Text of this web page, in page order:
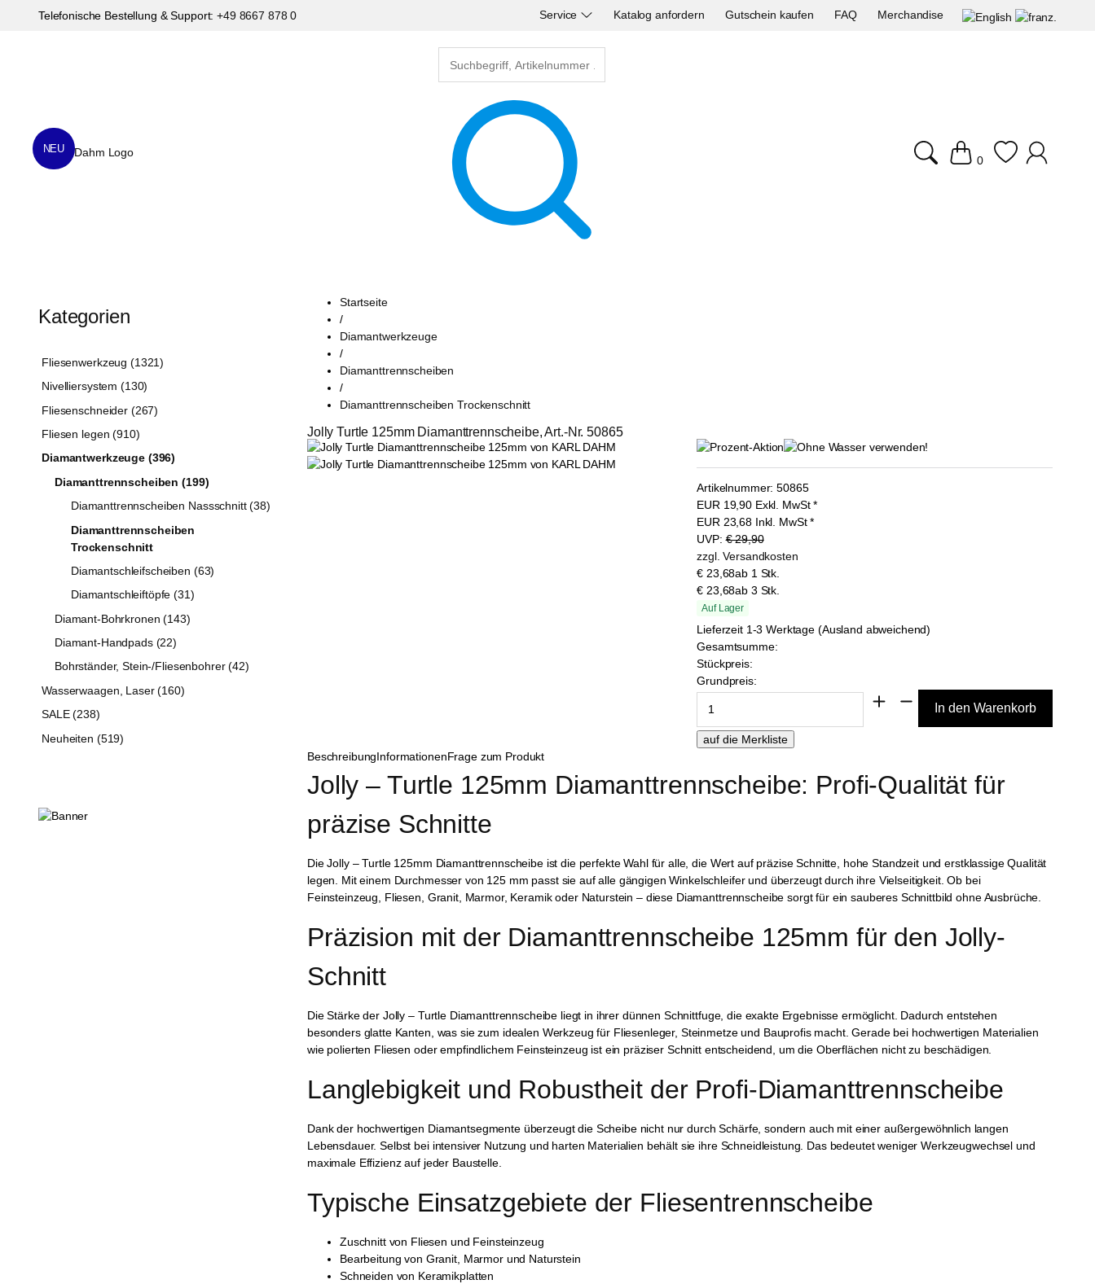
Telefonische Bestellung & Support:+49 8667 878 0 Service Katalog anfordern Gutschein kaufen FAQ Merchandise
0
Startseite
/
Diamantwerkzeuge
/
Diamanttrennscheiben
/
Diamanttrennscheiben Trockenschnitt
Jolly Turtle 125mm Diamanttrennscheibe, Art.-Nr. 50865
NEU
Artikelnummer: 50865
EUR 19,90 Exkl. MwSt *
EUR 23,68 Inkl. MwSt *
UVP:€ 29,90
zzgl. Versandkosten
€ 23,68ab 1 Stk.
€ 23,68ab 3 Stk.
Auf Lager
Lieferzeit 1-3 Werktage (Ausland abweichend)
Gesamtsumme:
Stückpreis:
Grundpreis:
BeschreibungInformationenFrage zum Produkt
Jolly – Turtle 125mm Diamanttrennscheibe: Profi-Qualität für
präzise Schnitte
Die Jolly – Turtle 125mm Diamanttrennscheibe ist die perfekte Wahl für alle, die Wert auf präzise Schnitte, hohe Standzeit und erstklassige Qualität
legen. Mit einem Durchmesser von 125 mm passt sie auf alle gängigen Winkelschleifer und überzeugt durch ihre Vielseitigkeit. Ob bei
Feinsteinzeug, Fliesen, Granit, Marmor, Keramik oder Naturstein – diese Diamanttrennscheibe sorgt für ein sauberes Schnittbild ohne Ausbrüche.
Präzision mit der Diamanttrennscheibe 125mm für den Jolly-
Schnitt
Die Stärke der Jolly – Turtle Diamanttrennscheibe liegt in ihrer dünnen Schnittfuge, die exakte Ergebnisse ermöglicht. Dadurch entstehen
besonders glatte Kanten, was sie zum idealen Werkzeug für Fliesenleger, Steinmetze und Bauprofis macht. Gerade bei hochwertigen Materialien
wie polierten Fliesen oder empfindlichem Feinsteinzeug ist ein präziser Schnitt entscheidend, um die Oberflächen nicht zu beschädigen.
Langlebigkeit und Robustheit der Profi-Diamanttrennscheibe
Dank der hochwertigen Diamantsegmente überzeugt die Scheibe nicht nur durch Schärfe, sondern auch mit einer außergewöhnlich langen
Lebensdauer. Selbst bei intensiver Nutzung und harten Materialien behält sie ihre Schneidleistung. Das bedeutet weniger Werkzeugwechsel und
maximale Effizienz auf jeder Baustelle.
Typische Einsatzgebiete der Fliesentrennscheibe
Zuschnitt von Fliesen und Feinsteinzeug
Bearbeitung von Granit, Marmor und Naturstein
Schneiden von Keramikplatten
Kategorien
Fliesenwerkzeug (1321)
Nivelliersystem (130)
Fliesenschneider (267)
Fliesen legen (910)
Diamantwerkzeuge (396)
Diamanttrennscheiben (199)
Diamanttrennscheiben Nassschnitt (38)
Diamanttrennscheiben
Trockenschnitt
Diamantschleifscheiben (63)
Diamantschleiftöpfe (31)
Diamant-Bohrkronen (143)
Diamant-Handpads (22)
Bohrständer, Stein-/Fliesenbohrer (42)
Wasserwaagen, Laser (160)
SALE (238)
Neuheiten (519)